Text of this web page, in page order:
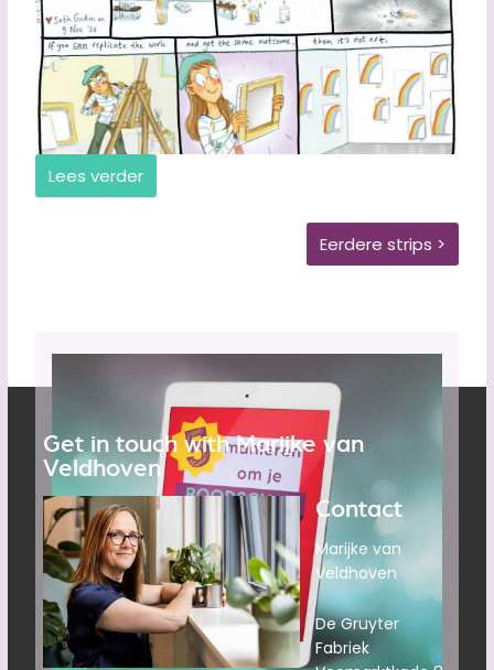
Lees verder
Eerdere strips >
Get in touch with Marijke van
Veldhoven
Contact
Marijke van
Veldhoven
De Gruyter
Fabriek